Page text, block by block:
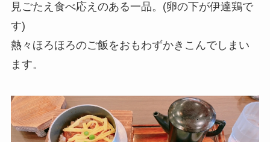
見ごたえ食べ応えのある一品。(卵の下が伊達鶏で
す)
熱々ほろほろのご飯をおもわずかきこんでしまい
ます。